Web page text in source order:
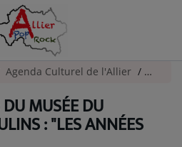
Agenda Culturel de l'Allier
MUSÉE DU
: "LES ANNÉES